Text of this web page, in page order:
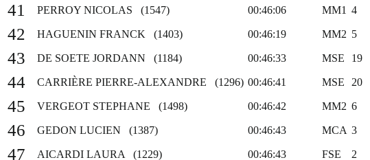
41 PERROY NICOLAS (1547) 00:46:06 MM1 4
42 HAGUENIN FRANCK (1403) 00:46:19 MM2 5
43 DE SOETE JORDANN (1184) 00:46:33 MSE 19
44 CARRIÈRE PIERRE-ALEXANDRE (1296) 00:46:41 MSE 20
45 VERGEOT STEPHANE (1498) 00:46:42 MM2 6
46 GEDON LUCIEN (1387) 00:46:43 MCA 3
47 AICARDI LAURA (1229) 00:46:43 FSE 2